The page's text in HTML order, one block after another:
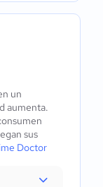
un
aumenta.
sus
Doctor